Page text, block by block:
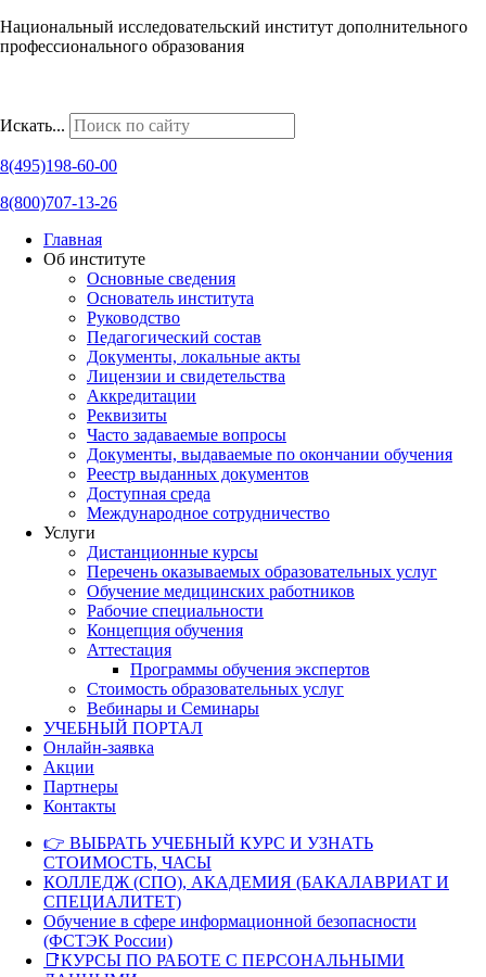
Национальный исследовательский институт дополнительного
профессионального образования
Искать...
8(495)198-60-00
8(800)707-13-26
Главная
Об институте
Основные сведения
Основатель института
Руководство
Педагогический состав
Документы, локальные акты
Лицензии и свидетельства
Аккредитации
Реквизиты
Часто задаваемые вопросы
Документы, выдаваемые по окончании обучения
Реестр выданных документов
Доступная среда
Международное сотрудничество
Услуги
Дистанционные курсы
Перечень оказываемых образовательных услуг
Обучение медицинских работников
Рабочие специальности
Концепция обучения
Аттестация
Программы обучения экспертов
Стоимость образовательных услуг
Вебинары и Семинары
УЧЕБНЫЙ ПОРТАЛ
Онлайн-заявка
Акции
Партнеры
Контакты
👉 ВЫБРАТЬ УЧЕБНЫЙ КУРС И УЗНАТЬ
СТОИМОСТЬ, ЧАСЫ
КОЛЛЕДЖ (СПО), АКАДЕМИЯ (БАКАЛАВРИАТ И
СПЕЦИАЛИТЕТ)
Обучение в сфере информационной безопасности
(ФСТЭК России)
📑КУРСЫ ПО РАБОТЕ С ПЕРСОНАЛЬНЫМИ